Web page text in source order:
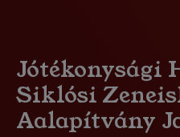
Jótékonysági
Siklósi
Aalapítvány